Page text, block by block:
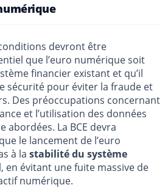
devront être
que l’euro numérique soit
financier existant et qu’il
sécurité pour éviter la fraude et
Des préoccupations concernant
et l’utilisation des données
La BCE devra
le lancement de l’euro
à la stabilité du système
, en évitant une fuite massive de
numérique.